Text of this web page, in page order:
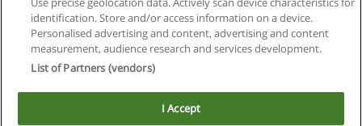
Contactar con Educaedu
Copyright © Educaedu Business S.L. - CIF : B-95610580: -
identification. Store and/or access information on a device.
Personalised advertising and content, advertising and content
measurement, audience research and services development.
List of Partners (vendors)
I Accept